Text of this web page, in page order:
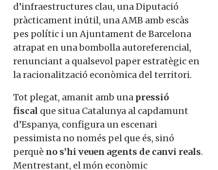
d’infraestructures clau, una Diputació
pràcticament inútil, una AMB amb escàs
pes polític i un Ajuntament de Barcelona
atrapat en una bombolla autoreferencial,
renunciant a qualsevol paper estratègic en
la racionalització econòmica del territori.
Tot plegat, amanit amb una pressió
fiscal que situa Catalunya al capdamunt
d’Espanya, configura un escenari
pessimista no només pel que és, sinó
perquè no s’hi veuen agents de canvi reals.
Mentrestant, el món econòmic